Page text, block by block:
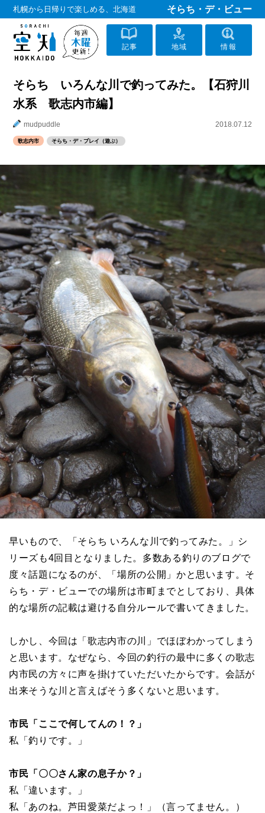
札幌から日帰りで楽しめる、北海道 そらち・デ・ビュー
記事 地域 情報
そらち いろんな川で釣ってみた。【石狩川
水系 歌志内市編】
mudpuddle 2018.07.12
歌志内市 そらち・デ・プレイ（遊ぶ）
早いもので、「そらち いろんな川で釣ってみた。」シ
リーズも4回目となりました。多数ある釣りのブログで
度々話題になるのが、「場所の公開」かと思います。そ
らち・デ・ビューでの場所は市町までとしており、具体
的な場所の記載は避ける自分ルールで書いてきました。
しかし、今回は「歌志内市の川」でほぼわかってしまう
と思います。なぜなら、今回の釣行の最中に多くの歌志
内市民の方々に声を掛けていただいたからです。会話が
出来そうな川と言えばそう多くないと思います。
市民「ここで何してんの！？」
私「釣りです。」
市民「〇〇さん家の息子か？」
私「違います。」
私「あのね。芦田愛菜だよっ！」（言ってません。）